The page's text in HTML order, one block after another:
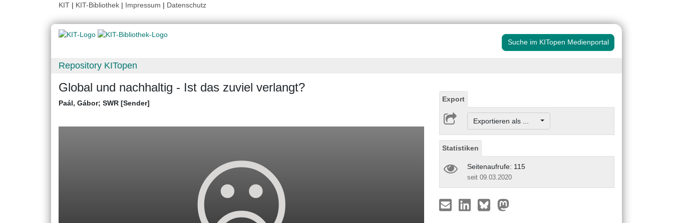
KIT | KIT-Bibliothek | Impressum | Datenschutz
Suche im KITopen Medienportal
Repository KITopen
Global und nachhaltig - Ist das zuviel verlangt?
Paál, Gábor; SWR [Sender] Export
Exportieren als ...
Statistiken
Seitenaufrufe: 115
seit 09.03.2020